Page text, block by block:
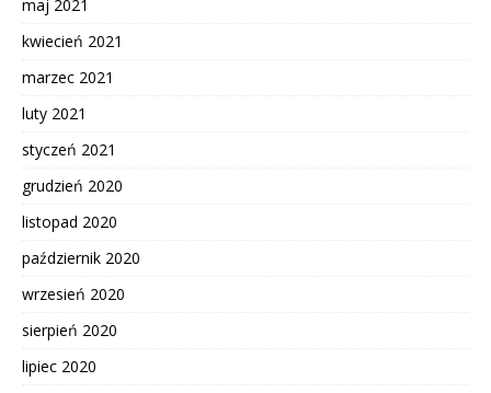
maj 2021
kwiecień 2021
marzec 2021
luty 2021
styczeń 2021
grudzień 2020
listopad 2020
październik 2020
wrzesień 2020
sierpień 2020
lipiec 2020